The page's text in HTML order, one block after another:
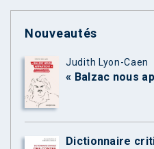
Nouveautés
Judith Lyon-Caen
« Balzac nous
Dictionnaire